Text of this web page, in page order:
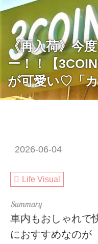
《再入荷》今
ー！！【
が可愛い♡「
2026-06-04
Life Visual
車内もおしゃれで
におすすめなのが